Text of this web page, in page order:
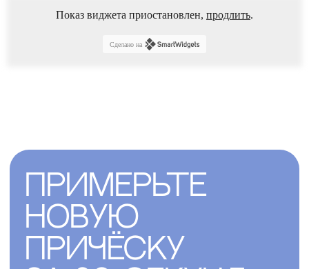
Показ виджета приостановлен, продлить.
Сделано на